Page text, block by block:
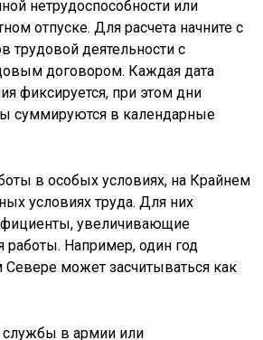
нетрудоспособности или
отпуске. Для расчета начните с
трудовой деятельности с
договором. Каждая дата
фиксируется, при этом дни
суммируются в календарные
в особых условиях, на Крайнем
условиях труда. Для них
увеличивающие
работы. Например, один год
может засчитываться как
в армии или